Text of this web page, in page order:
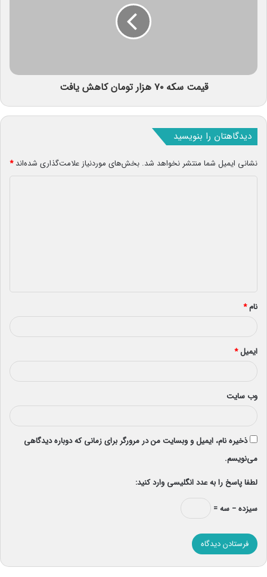
قیمت سکه ۷۰ هزار تومان کاهش یافت
دیدگاهتان را بنویسید
نشانی ایمیل شما منتشر نخواهد شد. بخش‌های موردنیاز علامت‌گذاری شده‌اند*
*
نام*
ایمیل*
وب‌ سایت
ذخیره نام، ایمیل و وبسایت من در مرورگر برای زمانی که دوباره دیدگاهی
می‌نویسم.
لطفا پاسخ را به عدد انگلیسی وارد کنید:
سیزده − سه =